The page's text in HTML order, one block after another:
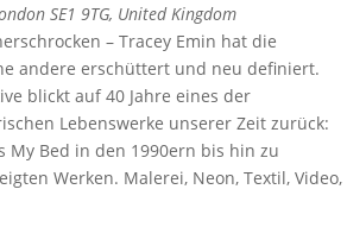
SE1 9TG, United Kingdom
– Tracey Emin hat die
andere erschüttert und neu definiert.
blickt auf 40 Jahre eines der
Lebenswerke unserer Zeit zurück:
My Bed in den 1990ern bis hin zu
Werken. Malerei, Neon, Textil, Video,